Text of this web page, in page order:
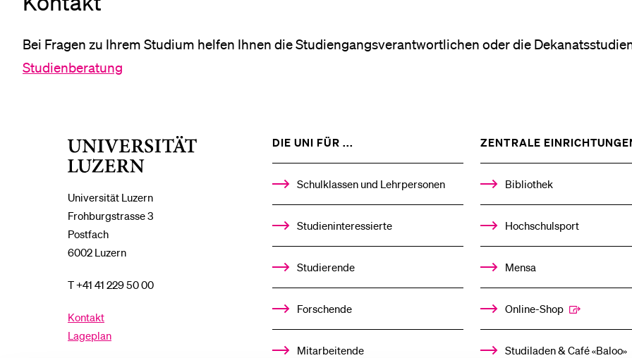
Bei Fragen zu Ihrem Studium helfen Ihnen die Studiengangsverantwortlichen oder die
Studienberatung
Universität Luzern
Frohburgstrasse 3
Postfach
6002 Luzern
T +41 41 229 50 00
Kontakt
Lageplan
DIE UNI FÜR ...
%1$S
UNTERMENÜ
Schulklassen und Lehrpersonen
Studieninteressierte
Studierende
Forschende
Mitarbeitende
ZENTRALE
Bibliothek
Hochschulsport
Mensa
Online-Shop
Studiladen & Café «Baloo»